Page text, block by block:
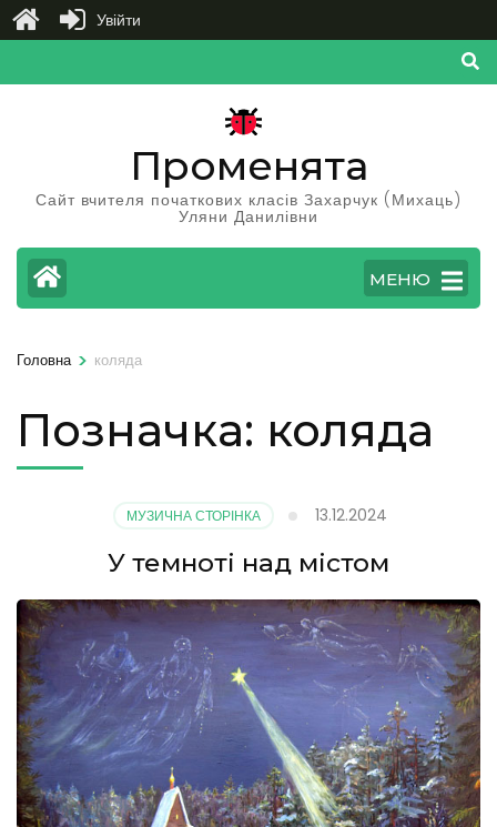
до
Променята
Сайт вчителя початкових класів Захарчук (Михаць)
Уляни Данилівни
МЕНЮ
Головна > коляда
Позначка: коляда
МУЗИЧНА СТОРІНКА 13.12.2024
У темноті над містом
Увійти